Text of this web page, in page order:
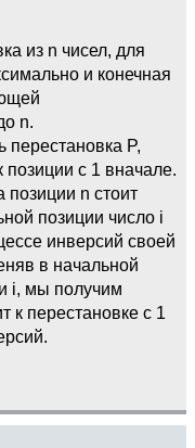
из n чисел, для
и конечная
n.
перестановка P,
позиции с 1 вначале.
позиции n стоит
позиции число i
инверсий своей
в начальной
i, мы получим
к перестановке с 1